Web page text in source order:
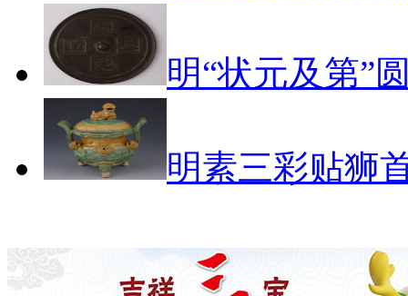
明“状元及第”
明素三彩贴狮